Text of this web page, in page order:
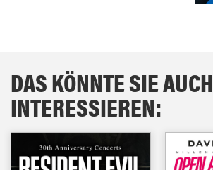
DAS KÖNNTE SIE AUCH
INTERESSIEREN: